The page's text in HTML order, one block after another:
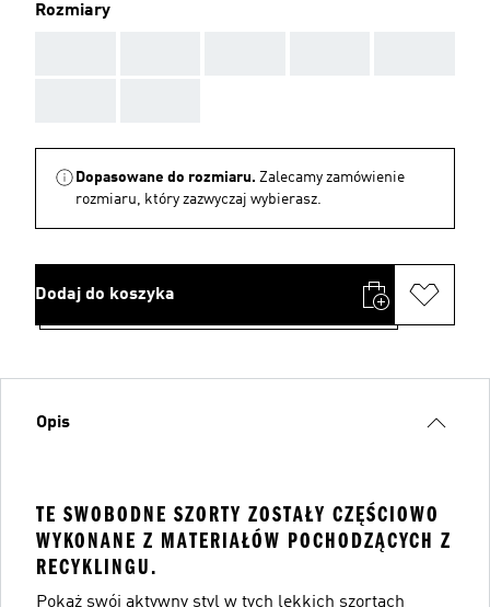
Rozmiary
Dopasowane do rozmiaru. Zalecamy zamówienie
rozmiaru, który zazwyczaj wybierasz.
Dodaj do koszyka
Opis
TE SWOBODNE SZORTY ZOSTAŁY CZĘŚCIOWO
WYKONANE Z MATERIAŁÓW POCHODZĄCYCH Z
RECYKLINGU.
Pokaż swój aktywny styl w tych lekkich szortach